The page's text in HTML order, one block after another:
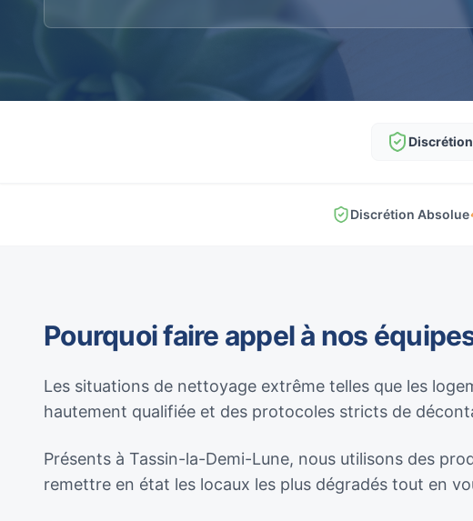
Discrétion Absolue
Pourquoi faire appel à nos
Les situations de nettoyage extrême telles que les
hautement qualifiée et des protocoles stricts de
Présents à Tassin-la-Demi-Lune, nous utilisons des
remettre en état les locaux les plus dégradés tout en